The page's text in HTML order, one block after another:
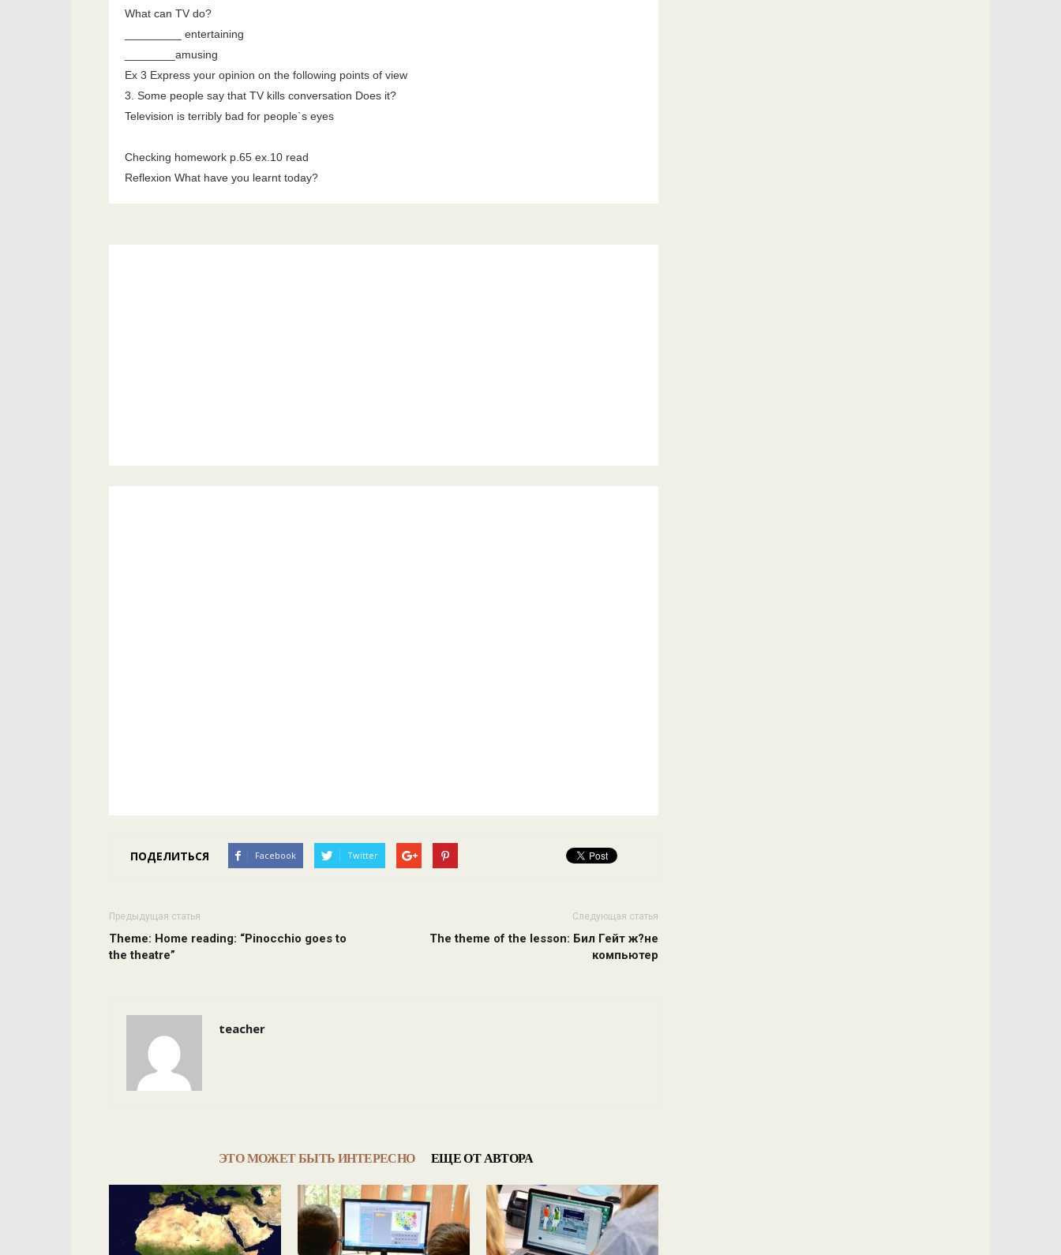
What can TV do?
_________ entertaining
________amusing
Ex 3 Express your opinion on the following points of view
3. Some people say that TV kills conversation Does it?
Television is terribly bad for people`s eyes
Checking homework p.65 ex.10 read
Reflexion What have you learnt today?
ПОДЕЛИТЬСЯ Facebook Twitter
Предыдущая статья
Theme: Home reading: “Pinocchio goes to
the theatre”
Следующая статья
The theme of the lesson: Бил Гейт ж?не
компьютер
teacher
ЭТО МОЖЕТ БЫТЬ ИНТЕРЕСНО ЕЩЕ ОТ АВТОРА